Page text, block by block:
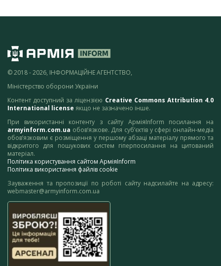
© 2018 - 2026, ІНФОРМАЦІЙНЕ АГЕНТСТВО,
Міністерство оборони України
Контент доступний за ліцензією Creative Commons Attribution 4.0
International license якщо не зазначено інше.
При використанні контенту з сайту АрміяInform посилання на
armyinform.com.ua обов’язкове. Для суб’єктів у сфері онлайн-медіа
обов’язковим є розміщення у першому абзаці матеріалу прямого та
відкритого для пошукових систем гіперпосилання на цитований
матеріал.
Політика користування сайтом АрміяInform
Політика використання файлів cookie
Зауваження та пропозиції по роботі сайту надсилайте на адресу:
webmaster@armyinform.com.ua